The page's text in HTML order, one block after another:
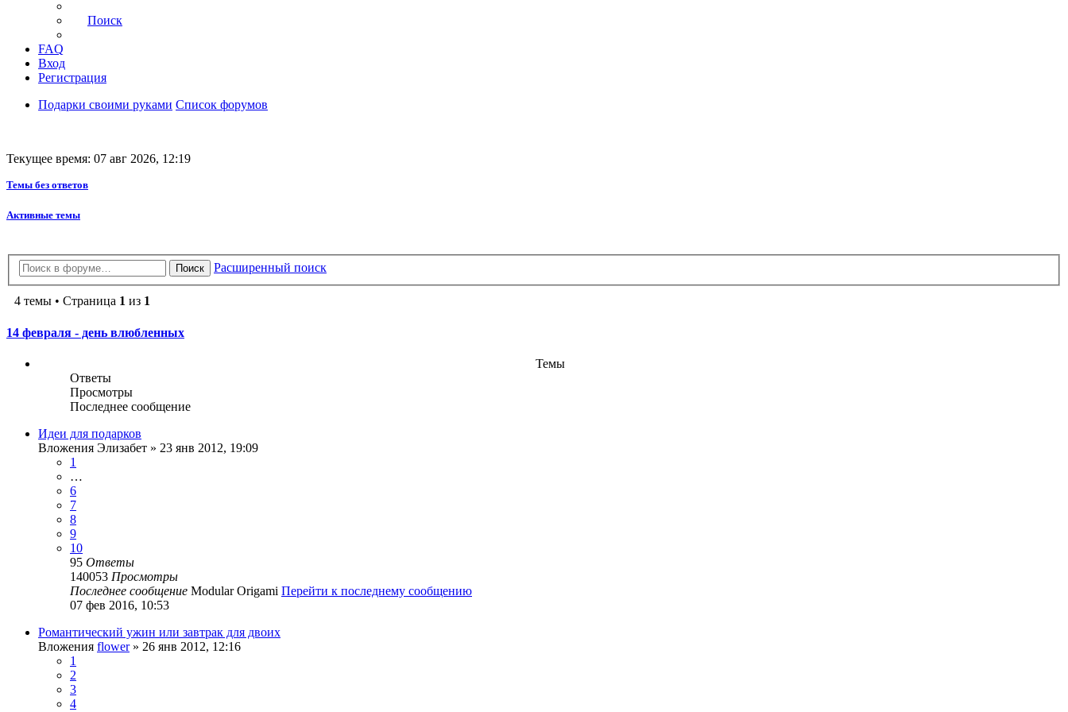
Поиск
FAQ
Вход
Регистрация
Подарки своими руками Список форумов
Текущее время: 07 авг 2026, 12:19
Темы без ответов
Активные темы
Поиск Расширенный поиск
4 темы • Страница 1 из 1
14 февраля - день влюбленных
Темы
Ответы
Просмотры
Последнее сообщение
Идеи для подарков
Вложения Элизабет » 23 янв 2012, 19:09
1
…
6
7
8
9
10
95 Ответы
140053 Просмотры
Последнее сообщение Modular Origami Перейти к последнему сообщению
07 фев 2016, 10:53
Романтический ужин или завтрак для двоих
Вложения flower» 26 янв 2012, 12:16
1
2
3
4